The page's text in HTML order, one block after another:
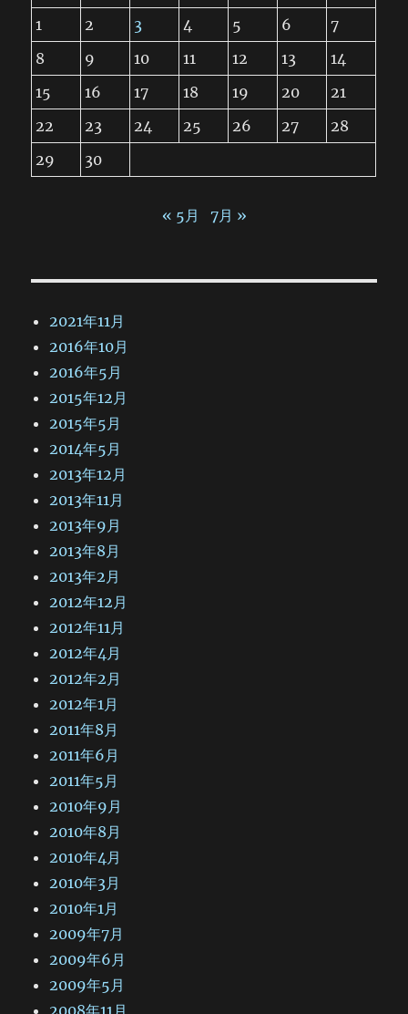
1
2 3 4 5 6
7
8
9 10 11 12 13
14
15
16 17 18 19 20
21
22
23 24 25 26 27
28
29
30
« 5月 7月 »
2021年11月
2016年10月
2016年5月
2015年12月
2015年5月
2014年5月
2013年12月
2013年11月
2013年9月
2013年8月
2013年2月
2012年12月
2012年11月
2012年4月
2012年2月
2012年1月
2011年8月
2011年6月
2011年5月
2010年9月
2010年8月
2010年4月
2010年3月
2010年1月
2009年7月
2009年6月
2009年5月